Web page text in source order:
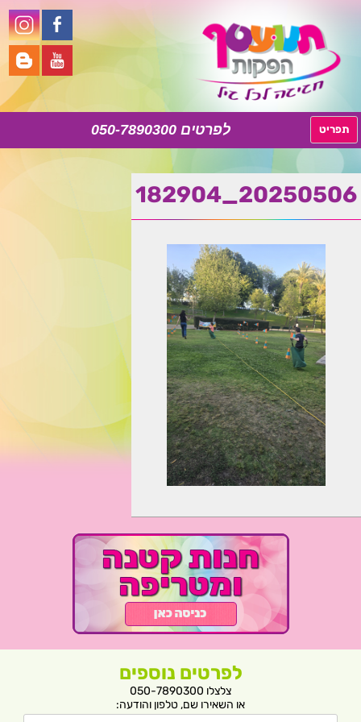
050-7890300 תפריט
לתוכן
20250506_182904
לפרטים נוספים
צלצלו 050-7890300
או השאירו שם, טלפון והודעה: